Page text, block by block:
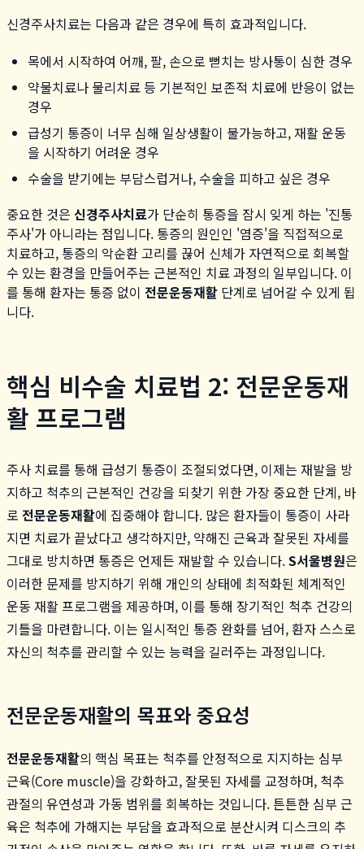
신경주사치료는 다음과 같은 경우에 특히 효과적입니다.
목에서 시작하여 어깨, 팔, 손으로 뻗치는 방사통이 심한 경우
약물치료나 물리치료 등 기본적인 보존적 치료에 반응이 없는
경우
급성기 통증이 너무 심해 일상생활이 불가능하고, 재활 운동
을 시작하기 어려운 경우
수술을 받기에는 부담스럽거나, 수술을 피하고 싶은 경우
중요한 것은 신경주사치료가 단순히 통증을 잠시 잊게 하는 '진통
주사'가 아니라는 점입니다. 통증의 원인인 '염증'을 직접적으로
치료하고, 통증의 악순환 고리를 끊어 신체가 자연적으로 회복할
수 있는 환경을 만들어주는 근본적인 치료 과정의 일부입니다. 이
를 통해 환자는 통증 없이 전문운동재활 단계로 넘어갈 수 있게 됩
니다.
핵심 비수술 치료법 2: 전문운동재
활 프로그램
주사 치료를 통해 급성기 통증이 조절되었다면, 이제는 재발을 방
지하고 척추의 근본적인 건강을 되찾기 위한 가장 중요한 단계, 바
로 전문운동재활에 집중해야 합니다. 많은 환자들이 통증이 사라
지면 치료가 끝났다고 생각하지만, 약해진 근육과 잘못된 자세를
그대로 방치하면 통증은 언제든 재발할 수 있습니다.S서울병원은
이러한 문제를 방지하기 위해 개인의 상태에 최적화된 체계적인
운동 재활 프로그램을 제공하며, 이를 통해 장기적인 척추 건강의
기틀을 마련합니다. 이는 일시적인 통증 완화를 넘어, 환자 스스로
자신의 척추를 관리할 수 있는 능력을 길러주는 과정입니다.
전문운동재활의 목표와 중요성
전문운동재활의 핵심 목표는 척추를 안정적으로 지지하는 심부
근육(Core muscle)을 강화하고, 잘못된 자세를 교정하며, 척추
관절의 유연성과 가동 범위를 회복하는 것입니다. 튼튼한 심부 근
육은 척추에 가해지는 부담을 효과적으로 분산시켜 디스크의 추